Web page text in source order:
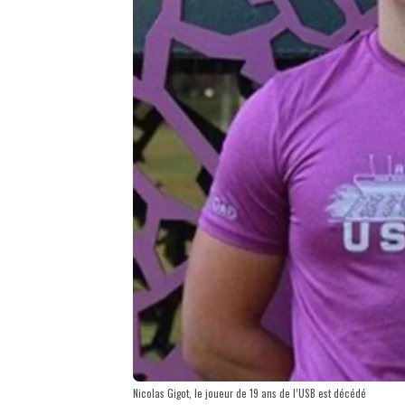
Nicolas Gigot, le joueur de 19 ans de l’USB est décédé